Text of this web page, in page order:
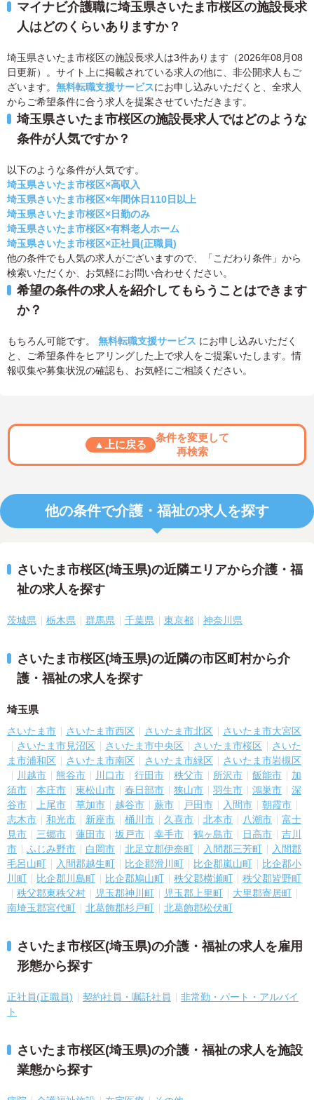
マイナビ介護職に埼玉県さいたま市桜区の施設長求
人はどのくらいありますか？
埼玉県さいたま市桜区の施設長求人は3件あります（2026年08月08
日更新）。サイト上に掲載されている求人の他に、非公開求人もご
ざいます。 無料転職支援サービスにお申し込みいただくと、全求人
からご希望条件に合う求人を提案させていただきます。
埼玉県さいたま市桜区の施設長求人ではどのような
条件が人気ですか？
以下のような条件が人気です。
埼玉県さいたま市桜区×高収入
埼玉県さいたま市桜区×年間休日110日以上
埼玉県さいたま市桜区×日勤のみ
埼玉県さいたま市桜区×有料老人ホーム
埼玉県さいたま市桜区×正社員(正職員)
他の条件でも人気の求人がございますので、「こだわり条件」から
検索いただくか、お気軽にお問い合わせください。
希望の条件の求人を紹介してもらうことはできます
か？
もちろん可能です。 無料転職支援サービス にお申し込みいただく
と、ご希望条件をヒアリングした上で求人をご提案いたします。情
報収集や募集状況の確認も、お気軽にご相談ください。
▲上に戻る
条件を変更して
再検索
他の条件で介護・福祉の求人を探す
さいたま市桜区(埼玉県)の近隣エリアから介護・福
祉の求人を探す
茨城県 栃木県 群馬県 千葉県 東京都 神奈川県
さいたま市桜区(埼玉県)の近隣の市区町村から介
護・福祉の求人を探す
埼玉県
さいたま市 さいたま市西区 さいたま市北区
さいたま市大宮区
さいたま市見沼区
さいたま市中央区 さいたま市桜区
さいた
ま市浦和区
さいたま市南区 さいたま市緑区
さいたま市岩槻区
川越市
熊谷市 川口市 行田市 秩父市 所沢市 飯能市
加
須市
本庄市 東松山市 春日部市 狭山市 羽生市 鴻巣市
深
谷市
上尾市 草加市 越谷市 蕨市 戸田市 入間市
朝霞市
志木市
和光市 新座市 桶川市 久喜市 北本市 八潮市
富士
見市
三郷市 蓮田市 坂戸市 幸手市 鶴ヶ島市 日高市
吉川
市
ふじみ野市 白岡市 北足立郡伊奈町 入間郡三芳町
入間郡
毛呂山町
入間郡越生町 比企郡滑川町 比企郡嵐山町
比企郡小
川町
比企郡川島町 比企郡鳩山町 秩父郡横瀬町
秩父郡皆野町
秩父郡東秩父村
児玉郡神川町 児玉郡上里町
大里郡寄居町
南埼玉郡宮代町
北葛飾郡杉戸町 北葛飾郡松伏町
さいたま市桜区(埼玉県)の介護・福祉の求人を雇用
形態から探す
正社員(正職員) 契約社員・嘱託社員
非常勤・パート・アルバイ
ト
さいたま市桜区(埼玉県)の介護・福祉の求人を施設
業態から探す